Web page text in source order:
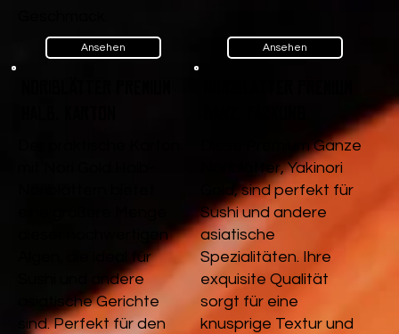
Ansehen Ansehen
dieser hochwertigen
Algen, die ideal für
Sushi und andere
asiatische Gerichte
sind. Perfekt für den
Diese Premium Ganze
Noriblätter, Yakinori
Gold, sind perfekt für
Sushi und andere
asiatische
Spezialitäten. Ihre
exquisite Qualität
sorgt für eine
knusprige Textur und